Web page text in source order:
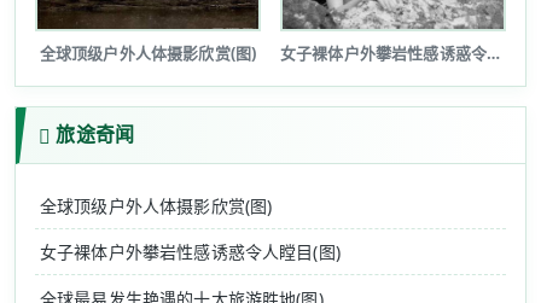
全球顶级户外人体摄影欣赏(图) 女子裸体户外攀岩性感诱惑令人瞠目(图...
旅途奇闻
全球顶级户外人体摄影欣赏(图)
女子裸体户外攀岩性感诱惑令人瞠目(图)
全球最易发生艳遇的十大旅游胜地(图)